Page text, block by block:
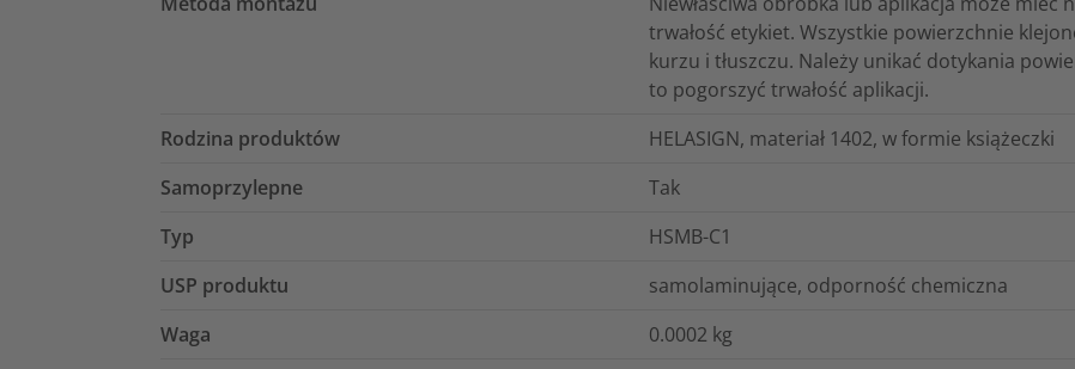
trwałość etykiet. Wszystkie powierzchnie
kurzu i tłuszczu. Należy unikać dotykania
to pogorszyć trwałość aplikacji.
Rodzina produktów
HELASIGN, materiał 1402, w formie książeczki
Samoprzylepne
Tak
Typ
HSMB-C1
USP produktu
samolaminujące, odporność chemiczna
Waga
0.0002 kg